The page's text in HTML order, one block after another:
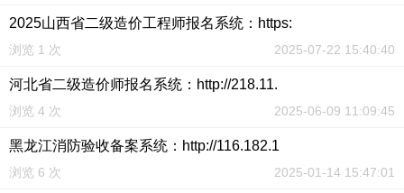
2025山西省二级造价工程师报名系统：https:
浏览 1 次 2025-07-22 15:40:40
河北省二级造价师报名系统：http://218.11.
浏览 4 次 2025-06-09 11:09:45
黑龙江消防验收备案系统：http://116.182.1
浏览 6 次 2025-01-14 15:47:01